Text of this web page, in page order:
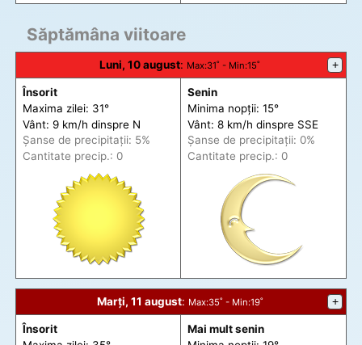
Săptămâna viitoare
Luni, 10 august: Max:31˚ - Min:15˚ +
Însorit
Maxima zilei: 31°
Vânt: 9 km/h dinspre N
Șanse de precipitații: 5%
Cantitate precip.: 0
Senin
Minima nopții: 15°
Vânt: 8 km/h dinspre SSE
Șanse de precipitații: 0%
Cantitate precip.: 0
Marți, 11 august: Max:35˚ - Min:19˚ +
Însorit
Mai mult senin